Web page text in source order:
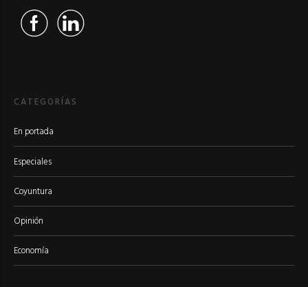
CATEGORÍAS
En portada
Especiales
Coyuntura
Opinión
Economía